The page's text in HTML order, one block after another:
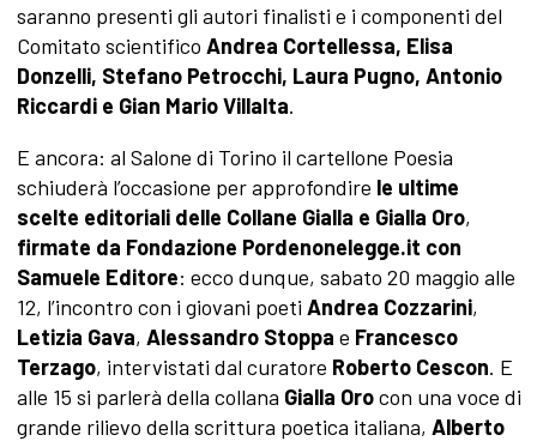
saranno presenti gli autori finalisti e i componenti del
Comitato scientifico Andrea Cortellessa, Elisa
Donzelli, Stefano Petrocchi, Laura Pugno, Antonio
Riccardi e Gian Mario Villalta.
E ancora: al Salone di Torino il cartellone Poesia
schiuderà l’occasione per approfondire le ultime
scelte editoriali delle Collane Gialla e Gialla Oro,
firmate da Fondazione Pordenonelegge.it con
Samuele Editore: ecco dunque, sabato 20 maggio alle
12, l’incontro con i giovani poeti Andrea Cozzarini,
Letizia Gava, Alessandro Stoppa e Francesco
Terzago, intervistati dal curatore Roberto Cescon. E
alle 15 si parlerà della collana Gialla Orocon una voce di
grande rilievo della scrittura poetica italiana, Alberto